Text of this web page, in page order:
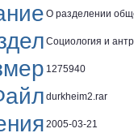
О разделении
Социология и
1275940
durkheim2.rar
2005-03-21